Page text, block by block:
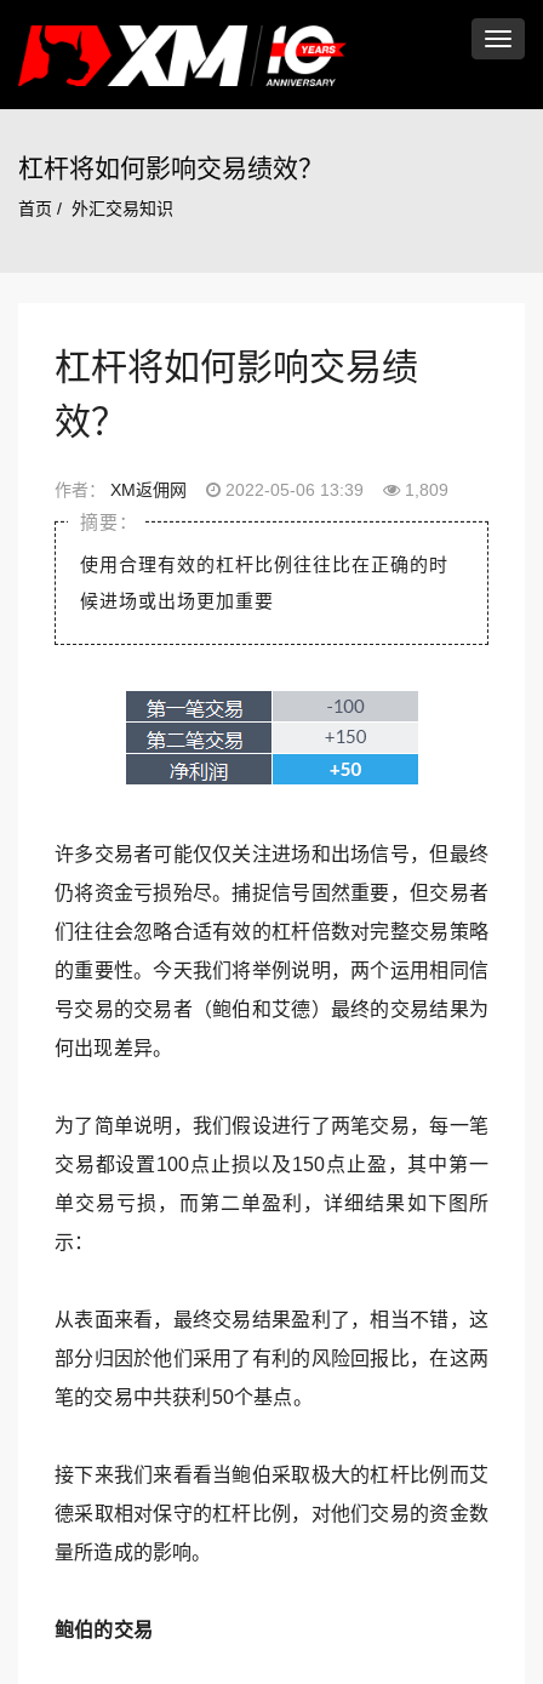
杠杆将如何影响交易绩效？
首页 外汇交易知识
杠杆将如何影响交易绩
效？
作者： XM返佣网 2022-05-06 13:39 1,809
使用合理有效的杠杆比例往往比在正确的时
候进场或出场更加重要
许多交易者可能仅仅关注进场和出场信号，但最终
仍将资金亏损殆尽。捕捉信号固然重要，但交易者
们往往会忽略合适有效的杠杆倍数对完整交易策略
的重要性。今天我们将举例说明，两个运用相同信
号交易的交易者（鲍伯和艾德）最终的交易结果为
何出现差异。
为了简单说明，我们假设进行了两笔交易，每一笔
交易都设置100点止损以及150点止盈，其中第一
单交易亏损，而第二单盈利，详细结果如下图所
示：
从表面来看，最终交易结果盈利了，相当不错，这
部分归因於他们采用了有利的风险回报比，在这两
笔的交易中共获利50个基点。
接下来我们来看看当鲍伯采取极大的杠杆比例而艾
德采取相对保守的杠杆比例，对他们交易的资金数
量所造成的影响。
鲍伯的交易